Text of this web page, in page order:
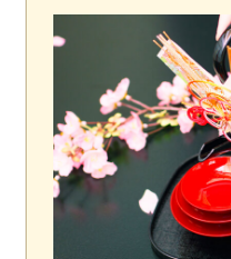
2,000~2,999円
3,000~3999円
4,000~7999円
8,000円~